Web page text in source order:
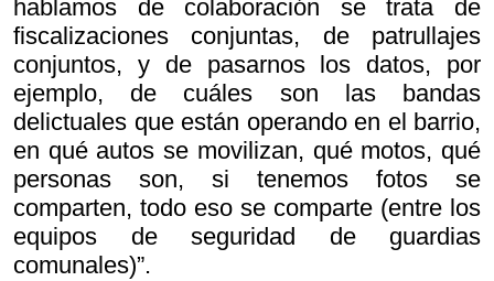
hablamos de colaboración se trata de
fiscalizaciones conjuntas, de patrullajes
conjuntos, y de pasarnos los datos, por
ejemplo, de cuáles son las bandas
delictuales que están operando en el barrio,
en qué autos se movilizan, qué motos, qué
personas son, si tenemos fotos se
comparten, todo eso se comparte (entre los
equipos de seguridad de guardias
comunales)”.